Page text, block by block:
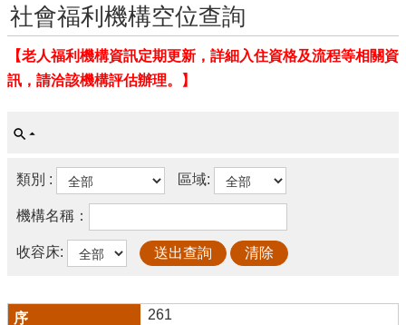
社會福利機構空位查詢
【老人福利機構資訊定期更新，詳細入住資格及流程等相關資
訊，請洽該機構評估辦理。】
類別 : 區域:
機構名稱：
收容床:
261